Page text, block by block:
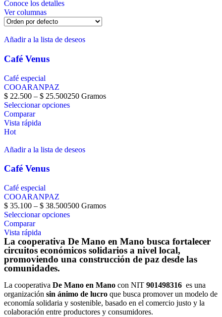
Conoce los detalles
Ver columnas
Añadir a la lista de deseos
Café Venus
Café especial
COOARANPAZ
$ 22.500 – $ 25.500250 Gramos
Seleccionar opciones
Comparar
Vista rápida
Hot
Añadir a la lista de deseos
Café Venus
Café especial
COOARANPAZ
$ 35.100 – $ 38.500500 Gramos
Seleccionar opciones
Comparar
Vista rápida
La cooperativa De Mano en Mano busca fortalecer
circuitos económicos solidarios a nivel local,
promoviendo una construcción de paz desde las
comunidades.
La cooperativa De Mano en Mano con NIT 901498316 es una
organización sin ánimo de lucro que busca promover un modelo de
economía solidaria y sostenible, basado en el comercio justo y la
colaboración entre productores y consumidores.